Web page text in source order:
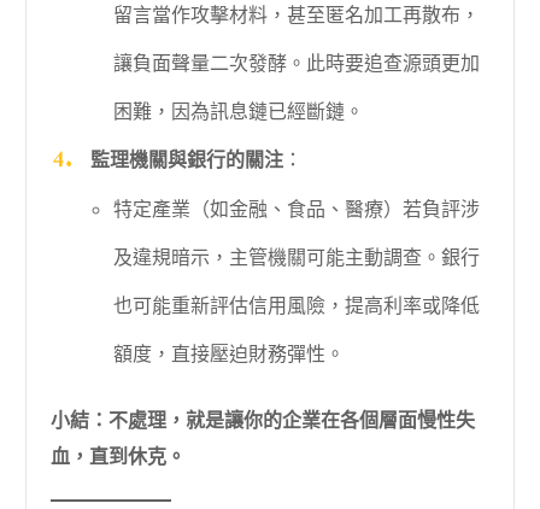
留言當作攻擊材料，甚至匿名加工再散布，
讓負面聲量二次發酵。此時要追查源頭更加
困難，因為訊息鏈已經斷鏈。
監理機關與銀行的關注：
特定產業（如金融、食品、醫療）若負評涉
及違規暗示，主管機關可能主動調查。銀行
也可能重新評估信用風險，提高利率或降低
額度，直接壓迫財務彈性。
小結：不處理，就是讓你的企業在各個層面慢性失
血，直到休克。